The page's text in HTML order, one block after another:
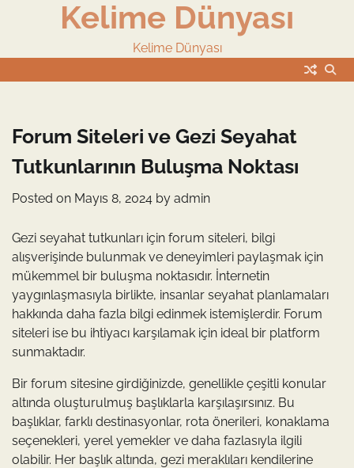
Kelime Dünyası
Kelime Dünyası
Forum Siteleri ve Gezi Seyahat
Tutkunlarının Buluşma Noktası
Posted on Mayıs 8, 2024 by admin
Gezi seyahat tutkunları için forum siteleri, bilgi
alışverişinde bulunmak ve deneyimleri paylaşmak için
mükemmel bir buluşma noktasıdır. İnternetin
yaygınlaşmasıyla birlikte, insanlar seyahat planlamaları
hakkında daha fazla bilgi edinmek istemişlerdir. Forum
siteleri ise bu ihtiyacı karşılamak için ideal bir platform
sunmaktadır.
Bir forum sitesine girdiğinizde, genellikle çeşitli konular
altında oluşturulmuş başlıklarla karşılaşırsınız. Bu
başlıklar, farklı destinasyonlar, rota önerileri, konaklama
seçenekleri, yerel yemekler ve daha fazlasıyla ilgili
olabilir. Her başlık altında, gezi meraklıları kendilerine